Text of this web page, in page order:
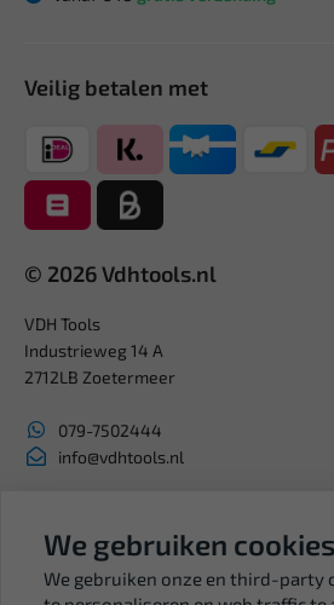
Veilig betalen met
© 2026 Vdhtools.nl
VDH Tools
Industrieweg 14 A
2712LB Zoetermeer
079-7502444
info@vdhtools.nl
BTW: NL819958657B01
We gebruiken cookies
We gebruiken onze en third-party